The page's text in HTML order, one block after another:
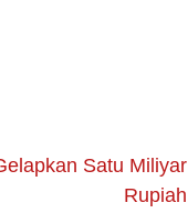
Satu Miliyar
Rupiah